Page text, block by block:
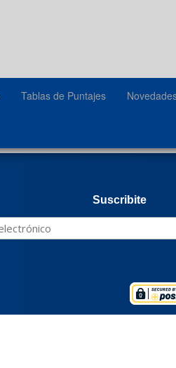
Tablas de Puntajes
Suscribite